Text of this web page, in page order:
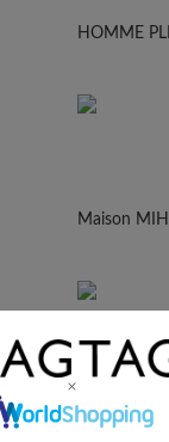
HOMME
Maison